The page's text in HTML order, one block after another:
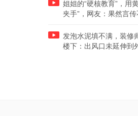
姐姐的“硬核教育”，用
夹手”，网友：果然言传
发泡水泥填不满，装修
楼下：出风口未延伸到